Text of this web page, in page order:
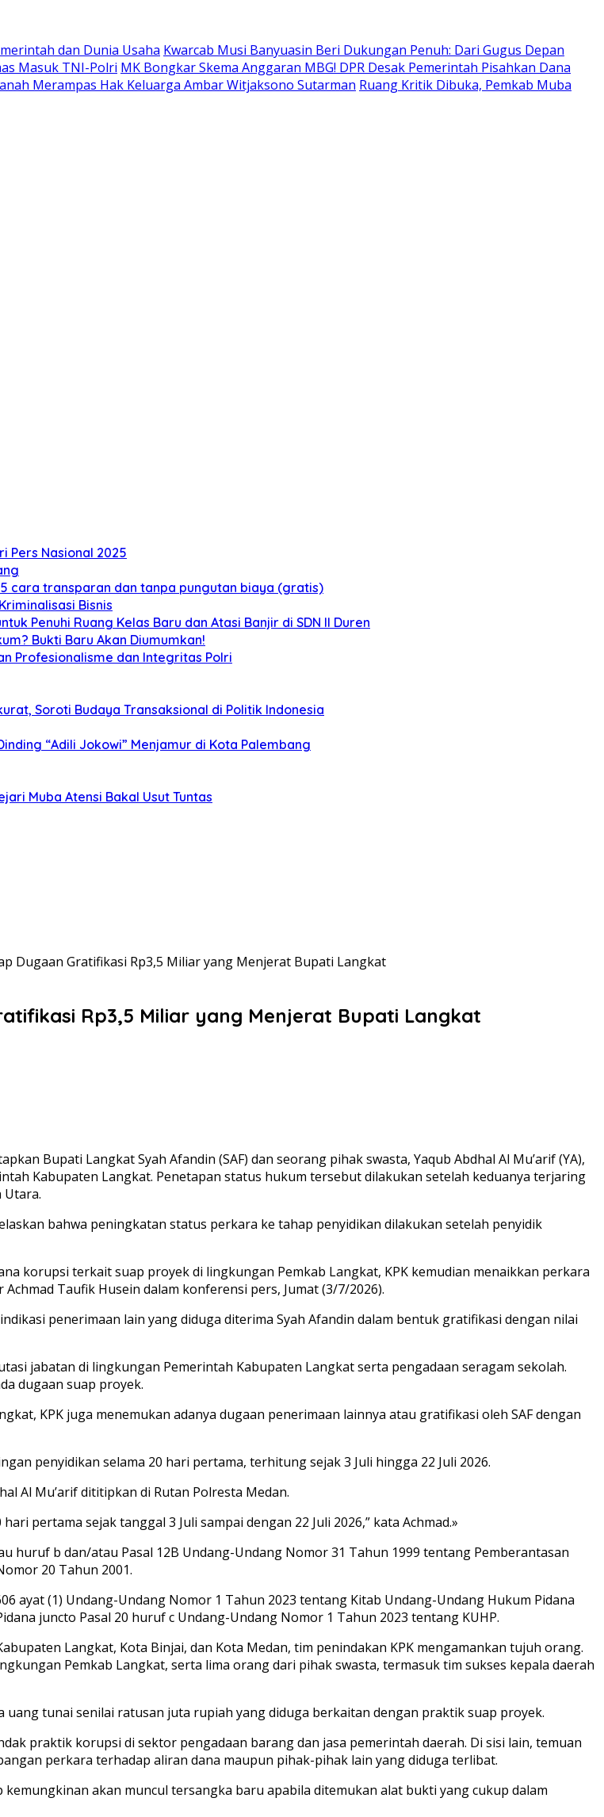
dan Dunia Usaha Kwarcab Musi Banyuasin Beri Dukungan Penuh: Dari Gugus Depan
Masuk TNI-Polri MK Bongkar Skema Anggaran MBG! DPR Desak Pemerintah Pisahkan Dana
Merampas Hak Keluarga Ambar Witjaksono Sutarman Ruang Kritik Dibuka, Pemkab Muba
Pers Nasional 2025
cara transparan dan tanpa pungutan biaya (gratis)
Bisnis
Penuhi Ruang Kelas Baru dan Atasi Banjir di SDN II Duren
Bukti Baru Akan Diumumkan!
Profesionalisme dan Integritas Polri
Soroti Budaya Transaksional di Politik Indonesia
“Adili Jokowi” Menjamur di Kota Palembang
Muba Atensi Bakal Usut Tuntas
Dugaan Gratifikasi Rp3,5 Miliar yang Menjerat Bupati Langkat
Rp3,5 Miliar yang Menjerat Bupati Langkat
Bupati Langkat Syah Afandin (SAF) dan seorang pihak swasta, Yaqub Abdhal Al Mu’arif (YA),
Kabupaten Langkat. Penetapan status hukum tersebut dilakukan setelah keduanya terjaring
Utara.
bahwa peningkatan status perkara ke tahap penyidikan dilakukan setelah penyidik
korupsi terkait suap proyek di lingkungan Pemkab Langkat, KPK kemudian menaikkan perkara
Taufik Husein dalam konferensi pers, Jumat (3/7/2026).
penerimaan lain yang diduga diterima Syah Afandin dalam bentuk gratifikasi dengan nilai
jabatan di lingkungan Pemerintah Kabupaten Langkat serta pengadaan seragam sekolah.
dugaan suap proyek.
KPK juga menemukan adanya dugaan penerimaan lainnya atau gratifikasi oleh SAF dengan
penyidikan selama 20 hari pertama, terhitung sejak 3 Juli hingga 22 Juli 2026.
Al Mu’arif dititipkan di Rutan Polresta Medan.
pertama sejak tanggal 3 Juli sampai dengan 22 Juli 2026,” kata Achmad.»
huruf b dan/atau Pasal 12B Undang-Undang Nomor 31 Tahun 1999 tentang Pemberantasan
20 Tahun 2001.
ayat (1) Undang-Undang Nomor 1 Tahun 2023 tentang Kitab Undang-Undang Hukum Pidana
juncto Pasal 20 huruf c Undang-Undang Nomor 1 Tahun 2023 tentang KUHP.
Langkat, Kota Binjai, dan Kota Medan, tim penindakan KPK mengamankan tujuh orang.
Pemkab Langkat, serta lima orang dari pihak swasta, termasuk tim sukses kepala daerah
tunai senilai ratusan juta rupiah yang diduga berkaitan dengan praktik suap proyek.
praktik korupsi di sektor pengadaan barang dan jasa pemerintah daerah. Di sisi lain, temuan
perkara terhadap aliran dana maupun pihak-pihak lain yang diduga terlibat.
akan muncul tersangka baru apabila ditemukan alat bukti yang cukup dalam